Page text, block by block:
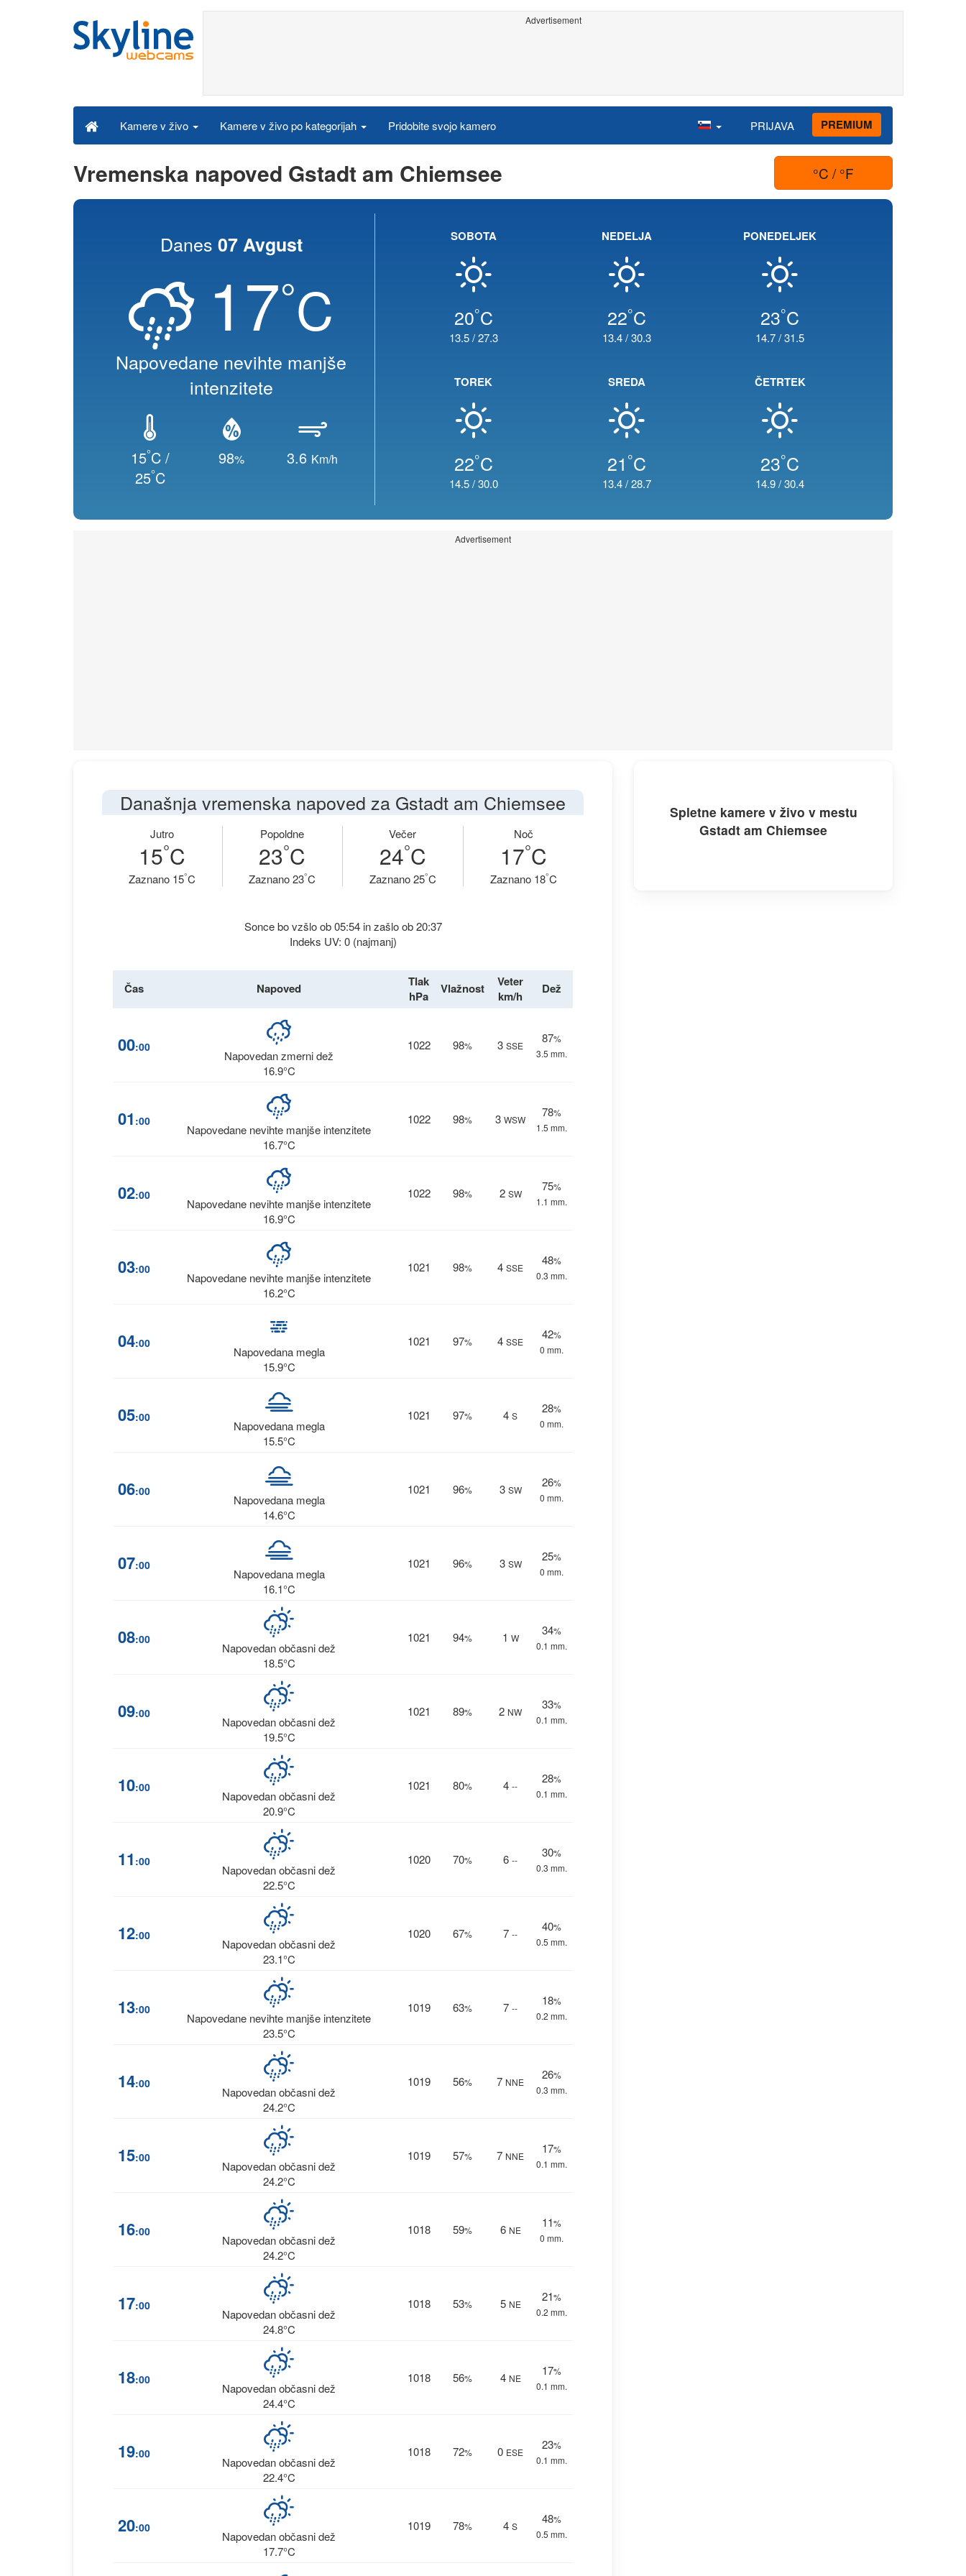
Advertisement
Kamere v živo Kamere v živo po kategorijah Pridobite svojo kamero PRIJAVA PREMIUM
Vremenska napoved Gstadt am Chiemsee °C / °F
Danes 07 Avgust
17°C
Napovedane nevihte manjše
intenzitete
15°C /
25°C
98% 3.6 Km/h
SOBOTA
20°C
13.5/27.3
NEDELJA
22°C
13.4/30.3
PONEDELJEK
23°C
14.7/31.5
TOREK
22°C
14.5/30.0
SREDA
21 °C
13.4/28.7
ČETRTEK
23°C
14.9/30.4
Advertisement
Današnja vremenska napoved za Gstadt am Chiemsee
Jutro
15°C
Zaznano 15°C
Popoldne
23°C
Zaznano 23°C
Večer
24°C
Zaznano 25°C
Noč
17°C
Zaznano 18°C
Sonce bo vzšlo ob 05:54 in zašlo ob 20:37
Indeks UV: 0 (najmanj)
Čas Napoved
Tlak
hPa
Vlažnost
Veter
km/h
Dež
00:00
Napovedan zmerni dež
16.9°C
1022 98% 3 SSE
87%
3.5 mm.
01 :00
Napovedane nevihte manjše intenzitete
16.7°C
1022 98% 3 WSW
78%
1.5 mm.
02:00
Napovedane nevihte manjše intenzitete
16.9°C
1022 98% 2 SW
75%
1.1 mm.
03:00
Napovedane nevihte manjše intenzitete
16.2°C
1021 98% 4 SSE
48%
0.3 mm.
04:00
Napovedana megla
15.9°C
1021 97% 4 SSE
42%
0 mm.
05:00
Napovedana megla
15.5°C
1021 97% 4 S
28%
0 mm.
06:00
Napovedana megla
14.6°C
1021 96% 3 SW
26%
0 mm.
07:00
Napovedana megla
16.1°C
1021 96% 3 SW
25%
0 mm.
08:00
Napovedan občasni dež
18.5°C
1021 94% 1 W
34%
0.1 mm.
09:00
Napovedan občasni dež
19.5°C
1021 89% 2 NW
33%
0.1 mm.
10:00
Napovedan občasni dež
20.9°C
1021 80% 4 --
28%
0.1 mm.
11 :00
Napovedan občasni dež
22.5°C
1020 70% 6 --
30%
0.3 mm.
12:00
Napovedan občasni dež
23.1°C
1020 67% 7 --
40%
0.5 mm.
13:00
Napovedane nevihte manjše intenzitete
23.5°C
1019 63% 7 --
18%
0.2 mm.
14:00
Napovedan občasni dež
24.2°C
1019 56% 7 NNE
26%
0.3 mm.
15:00
Napovedan občasni dež
24.2°C
1019 57% 7 NNE
17%
0.1 mm.
16:00
Napovedan občasni dež
24.2°C
1018 59% 6 NE
11%
0 mm.
17:00
Napovedan občasni dež
24.8°C
1018 53% 5 NE
21%
0.2 mm.
18:00
Napovedan občasni dež
24.4°C
1018 56% 4 NE
17%
0.1 mm.
19:00
Napovedan občasni dež
22.4°C
1018 72% 0 ESE
23%
0.1 mm.
20:00
Napovedan občasni dež
17.7°C
1019 78% 4 S
48%
0.5 mm.
Spletne kamere v živo v mestu
Gstadt am Chiemsee